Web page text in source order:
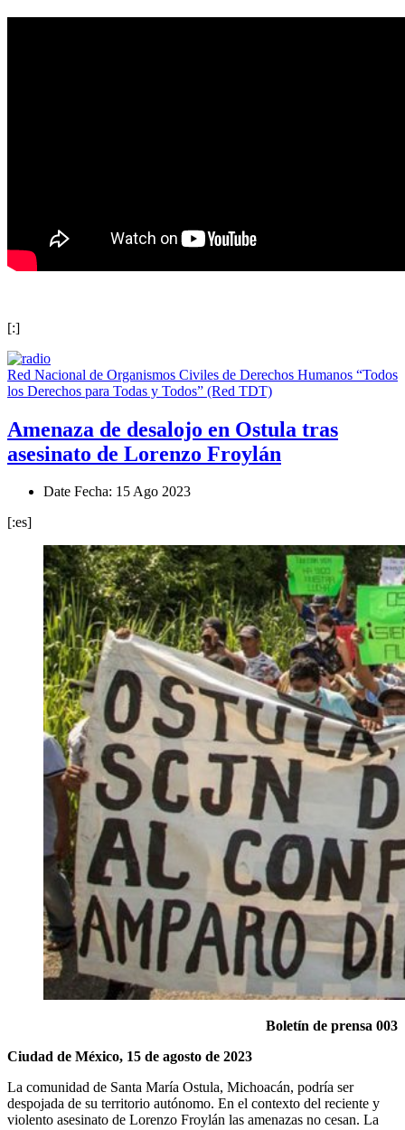
[:]
Red Nacional de Organismos Civiles de Derechos Humanos “Todos
los Derechos para Todas y Todos” (Red TDT)
Amenaza de desalojo en Ostula tras
asesinato de Lorenzo Froylán
Date Fecha: 15 Ago 2023
[:es]
Boletín de prensa 003
Ciudad de México, 15 de agosto de 2023
La comunidad de Santa María Ostula, Michoacán, podría ser
despojada de su territorio autónomo. En el contexto del reciente y
violento asesinato de Lorenzo Froylán las amenazas no cesan. La